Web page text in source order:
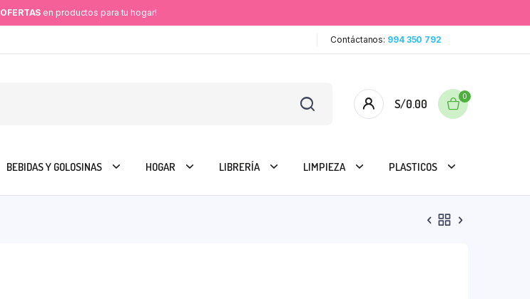
OFERTAS en productos para tu hogar!
Contáctanos: 994 350 792
S/0.00
0
BEBIDAS Y GOLOSINAS HOGAR LIBRERÍA LIMPIEZA PLASTICOS